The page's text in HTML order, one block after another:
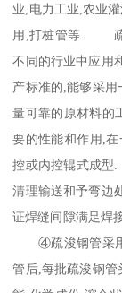
业,电力工业,农业
用,打桩管等. 疏
不同的行业中应用
产标准的,能够采
量可靠的原材料的
要的性能和作用
控或内控辊式成
清理输送和予弯
证焊缝间隙满足焊
④疏浚钢管采用
管后,每批疏浚钢管